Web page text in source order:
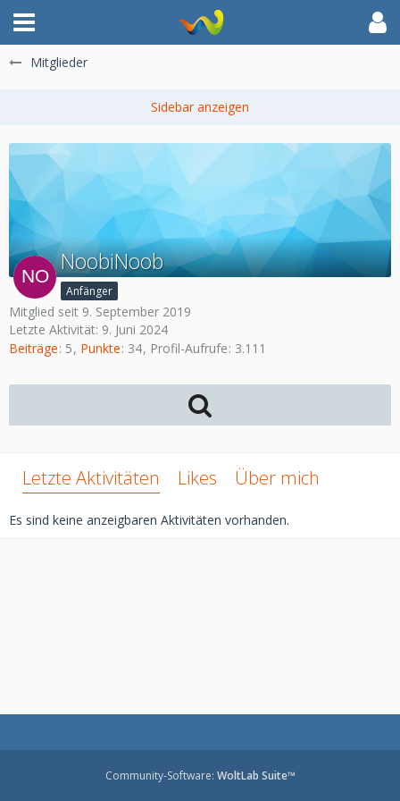
Mitglieder
NoobiNoob
Anfänger
Mitglied seit 9. September 2019
Letzte Aktivität: 9. Juni 2024
Beiträge 5 Punkte 34 Profil-Aufrufe 3.111
Letzte Aktivitäten Likes Über mich
Es sind keine anzeigbaren Aktivitäten vorhanden.
Community-Software: WoltLab Suite™